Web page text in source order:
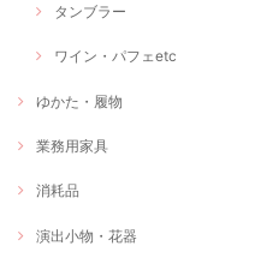
タンブラー
ワイン・パフェetc
ゆかた・履物
業務用家具
消耗品
演出小物・花器